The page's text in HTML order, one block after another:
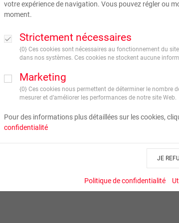
votre expérience de navigation. Vous pouvez régler ou
moment.
Strictement nécessaires
{0} Ces cookies sont nécessaires au fonctionnement du
dans nos systèmes. Ces cookies ne stockent aucune
Marketing
{0} Ces cookies nous permettent de déterminer le nombre
mesurer et d’améliorer les performances de notre site Web.
Pour des informations plus détaillées sur les cookies,
confidentialité
JE
Politique de confidentialité
Forme